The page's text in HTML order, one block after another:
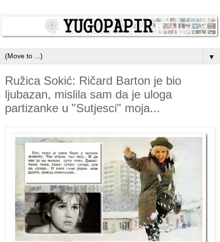
▼
Ružica Sokić: Ričard Barton je bio
ljubazan, mislila sam da je uloga
partizanke u "Sutjesci" moja...